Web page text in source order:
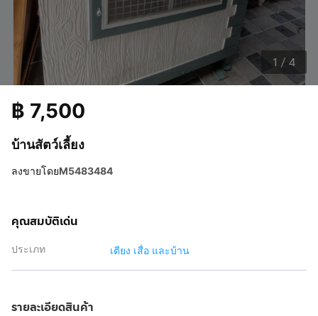
1 / 4
บ้านสัตว์เลี้ยง
฿ 7,500
ลงขายโดยM5483484
คุณสมบัติเด่น
ประเภท เตียง เสื่อ และบ้าน
รายละเอียดสินค้า